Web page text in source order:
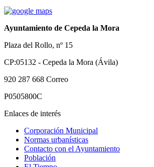
Ayuntamiento de Cepeda la Mora
Plaza del Rollo, nº 15
CP:05132 - Cepeda la Mora (Ávila)
920 287 668 Correo
P0505800C
Enlaces de interés
Corporación Municipal
Normas urbanísticas
Contacto con el Ayuntamiento
Población